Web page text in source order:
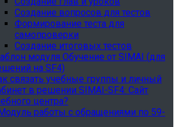
Создание вопросов для тестов
Формирование теста для
самопроверки
Создание итоговых тестов
модуля Обучение от SIMAI (для
на SF4)
связать учебные группы и личный
в решении SIMAI-SF4: Сайт
центра?
работы с обращениями по 59-